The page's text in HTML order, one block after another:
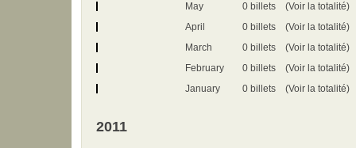
May
0 billets
(Voir la totalité)
April
0 billets
(Voir la totalité)
March
0 billets
(Voir la totalité)
February
0 billets
(Voir la totalité)
January
0 billets (Voir la totalité)
2011